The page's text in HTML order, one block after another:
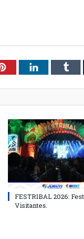
PinterestLinkedIn
FESTRIBAL 2026:
Visitantes.